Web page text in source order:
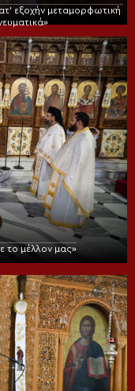
εξοχήν μεταμορφωτική
το μέλλον μας»